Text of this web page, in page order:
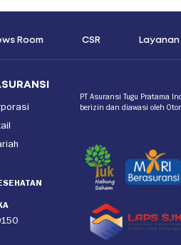
Room CSR Layanan
PT Asuransi Tugu Pratama
berizin dan diawasi oleh